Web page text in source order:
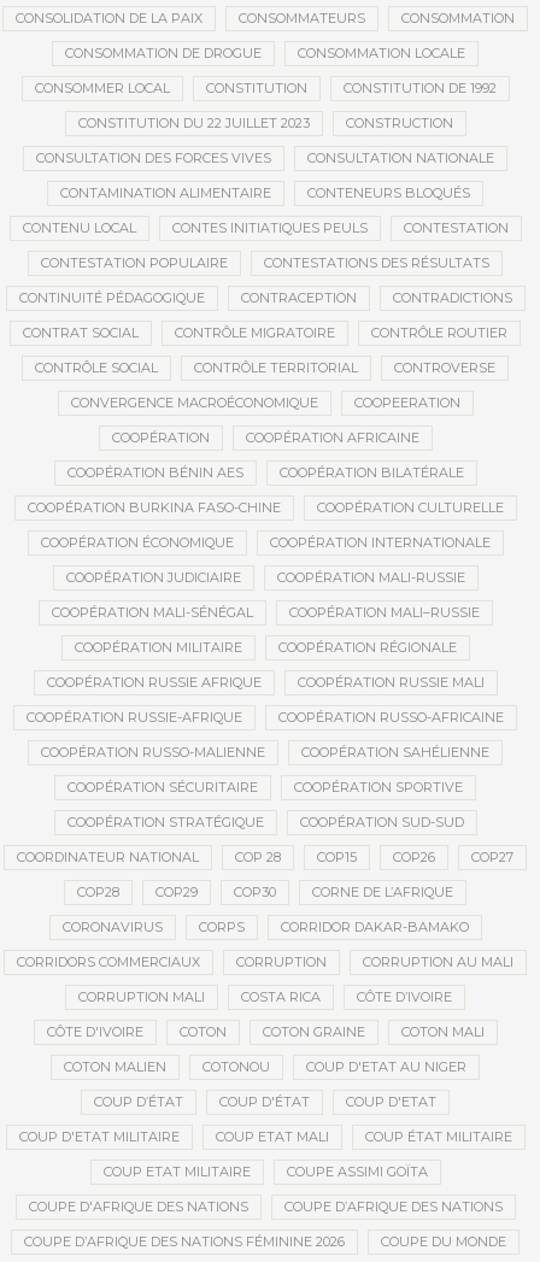
CONSOLIDATION DE LA PAIX CONSOMMATEURS CONSOMMATION
CONSOMMATION DE DROGUE CONSOMMATION LOCALE
CONSOMMER LOCAL CONSTITUTION CONSTITUTION DE 1992
CONSTITUTION DU 22 JUILLET 2023 CONSTRUCTION
CONSULTATION DES FORCES VIVES CONSULTATION NATIONALE
CONTAMINATION ALIMENTAIRE CONTENEURS BLOQUÉS
CONTENU LOCAL CONTES INITIATIQUES PEULS CONTESTATION
CONTESTATION POPULAIRE CONTESTATIONS DES RÉSULTATS
CONTINUITÉ PÉDAGOGIQUE CONTRACEPTION CONTRADICTIONS
CONTRAT SOCIAL CONTRÔLE MIGRATOIRE CONTRÔLE ROUTIER
CONTRÔLE SOCIAL CONTRÔLE TERRITORIAL CONTROVERSE
CONVERGENCE MACROÉCONOMIQUE COOPEERATION
COOPÉRATION COOPÉRATION AFRICAINE
COOPÉRATION BÉNIN AES COOPÉRATION BILATÉRALE
COOPÉRATION BURKINA FASO-CHINE COOPÉRATION CULTURELLE
COOPÉRATION ÉCONOMIQUE COOPÉRATION INTERNATIONALE
COOPÉRATION JUDICIAIRE COOPÉRATION MALI-RUSSIE
COOPÉRATION MALI-SÉNÉGAL COOPÉRATION MALI–RUSSIE
COOPÉRATION MILITAIRE COOPÉRATION RÉGIONALE
COOPÉRATION RUSSIE AFRIQUE COOPÉRATION RUSSIE MALI
COOPÉRATION RUSSIE-AFRIQUE COOPÉRATION RUSSO-AFRICAINE
COOPÉRATION RUSSO-MALIENNE COOPÉRATION SAHÉLIENNE
COOPÉRATION SÉCURITAIRE COOPÉRATION SPORTIVE
COOPÉRATION STRATÉGIQUE COOPÉRATION SUD-SUD
COORDINATEUR NATIONAL COP 28 COP15 COP26 COP27
COP28 COP29 COP30 CORNE DE L’AFRIQUE
CORONAVIRUS CORPS CORRIDOR DAKAR-BAMAKO
CORRIDORS COMMERCIAUX CORRUPTION CORRUPTION AU MALI
CORRUPTION MALI COSTA RICA CÔTE D’IVOIRE
CÔTE D'IVOIRE COTON COTON GRAINE COTON MALI
COTON MALIEN COTONOU COUP D'ETAT AU NIGER
COUP D’ÉTAT COUP D'ÉTAT COUP D'ETAT
COUP D'ETAT MILITAIRE COUP ETAT MALI COUP ÉTAT MILITAIRE
COUP ETAT MILITAIRE COUPE ASSIMI GOÏTA
COUPE D'AFRIQUE DES NATIONS COUPE D’AFRIQUE DES NATIONS
COUPE D’AFRIQUE DES NATIONS FÉMININE 2026 COUPE DU MONDE